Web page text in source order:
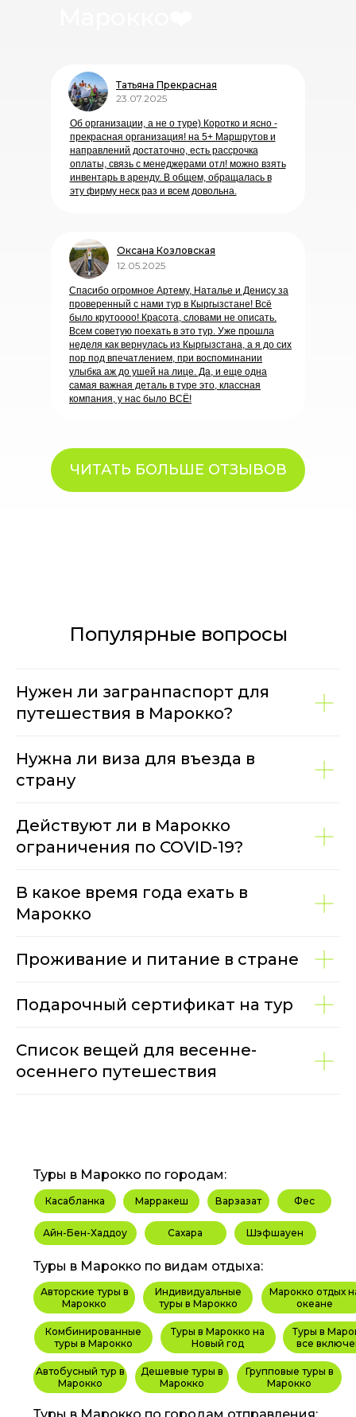
Татьяна Прекрасная
Об организации, а не о туре) Коротко и ясно -
прекрасная организация! на 5+ Маршрутов и
направлений достаточно, есть рассрочка
оплаты, связь с менеджерами отл! можно взять
инвентарь в аренду. В общем, обращалась в
эту фирму неск раз и всем довольна.
23.07.2025
Спасибо огромное Артему, Наталье и Денису за
проверенный с нами тур в Кыргызстане! Всё
было крутоооо! Красота, словами не описать.
Всем советую поехать в это тур. Уже прошла
неделя как вернулась из Кыргызстана, а я до сих
пор под впечатлением, при воспоминании
улыбка аж до ушей на лице. Да, и еще одна
самая важная деталь в туре это, классная
компания, у нас было ВСЁ!
12.05.2025
Оксана Козловская
ЧИТАТЬ БОЛЬШЕ ОТЗЫВОВ
Популярные вопросы
Нужен ли загранпаспорт для
путешествия в Марокко?
Нужна ли виза для въезда в
страну
Действуют ли в Марокко
ограничения по COVID-19?
В какое время года ехать в
Марокко
Проживание и питание в стране
Подарочный сертификат на тур
Список вещей для весенне-
осеннего путешествия
Касабланка Марракеш Варзазат
Айн-Бен-Хаддоу Сахара
Фес
Шэфшауен
Туры в Марокко по городам:
Авторские туры в
Марокко
Комбинированные
туры в Марокко
Туры в Марокко на
Новый год
Туры в
все
Индивидуальные
туры в Марокко
Марокко отдых
океане
Автобусный тур в
Марокко
Дешевые туры в
Марокко
Групповые туры в
Марокко
Туры в Марокко по видам отдыха: